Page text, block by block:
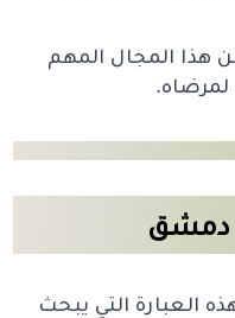
هذا المجال المهم
دمشق
العبارة التي يبحث